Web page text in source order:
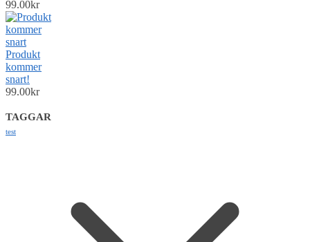
99.00kr
Produkt
kommer
snart!
99.00kr
TAGGAR
test